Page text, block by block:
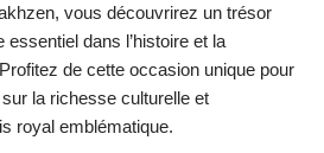
vous découvrirez un trésor
essentiel dans l’histoire et la
de cette occasion unique pour
la richesse culturelle et
royal emblématique.